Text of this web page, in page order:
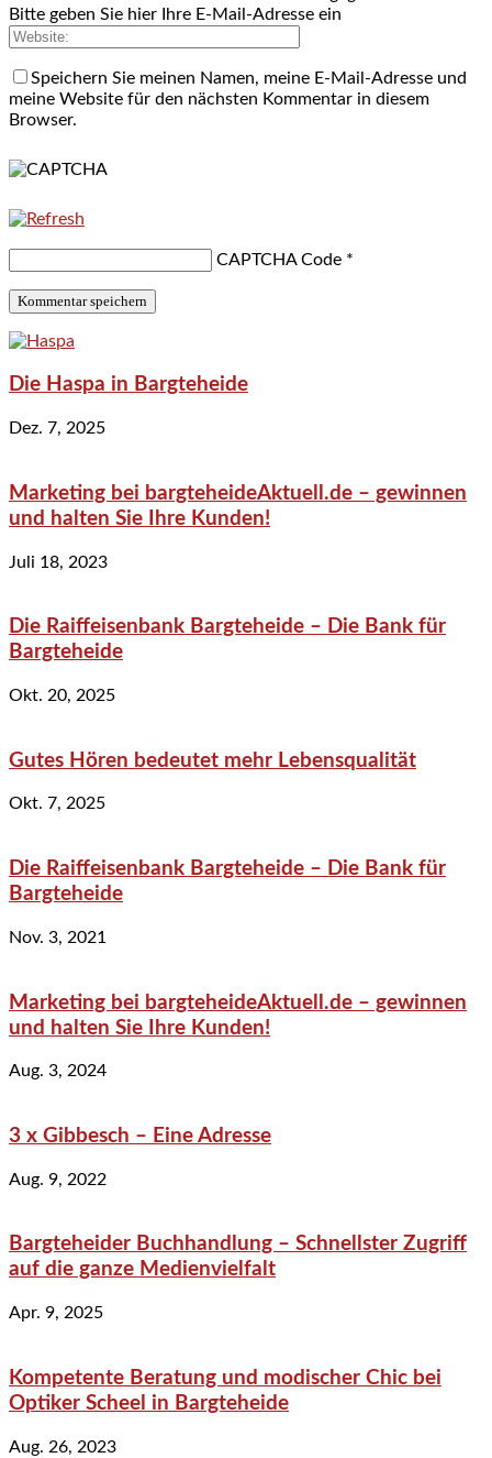
Bitte geben Sie hier Ihre E-Mail-Adresse ein
Speichern Sie meinen Namen, meine E-Mail-Adresse und
meine Website für den nächsten Kommentar in diesem
Browser.
CAPTCHA Code *
Die Haspa in Bargteheide
Dez. 7, 2025
Marketing bei bargteheideAktuell.de – gewinnen
und halten Sie Ihre Kunden!
Juli 18, 2023
Die Raiffeisenbank Bargteheide – Die Bank für
Bargteheide
Okt. 20, 2025
Gutes Hören bedeutet mehr Lebensqualität
Okt. 7, 2025
Die Raiffeisenbank Bargteheide – Die Bank für
Bargteheide
Nov. 3, 2021
Marketing bei bargteheideAktuell.de – gewinnen
und halten Sie Ihre Kunden!
Aug. 3, 2024
3 x Gibbesch – Eine Adresse
Aug. 9, 2022
Bargteheider Buchhandlung – Schnellster Zugriff
auf die ganze Medienvielfalt
Apr. 9, 2025
Kompetente Beratung und modischer Chic bei
Optiker Scheel in Bargteheide
Aug. 26, 2023